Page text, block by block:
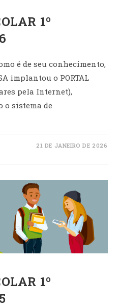
1º
é de seu conhecimento,
implantou o PORTAL
pela Internet),
sistema de
2026
21 DE JANEIRO DE 2026
1º